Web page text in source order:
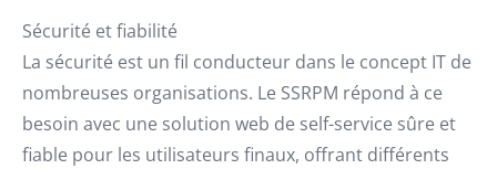
Sécurité et fiabilité
La sécurité est un fil conducteur dans le concept IT de
nombreuses organisations. Le SSRPM répond à ce
besoin avec une solution web de self-service sûre et
fiable pour les utilisateurs finaux, offrant différents